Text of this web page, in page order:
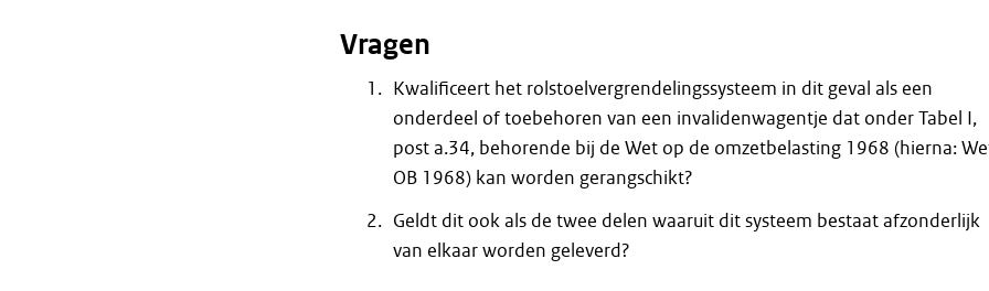
Vragen
Kwalificeert het rolstoelvergrendelingssysteem in dit geval als een
onderdeel of toebehoren van een invalidenwagentje dat onder Tabel I,
post a.34, behorende bij de Wet op de omzetbelasting 1968 (hierna:
OB 1968) kan worden gerangschikt?
Geldt dit ook als de twee delen waaruit dit systeem bestaat afzonderlijk
van elkaar worden geleverd?